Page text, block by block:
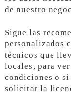
de nuestro
Sigue las
personalizados
técnicos que
locales, para
condiciones o si
solicitar la